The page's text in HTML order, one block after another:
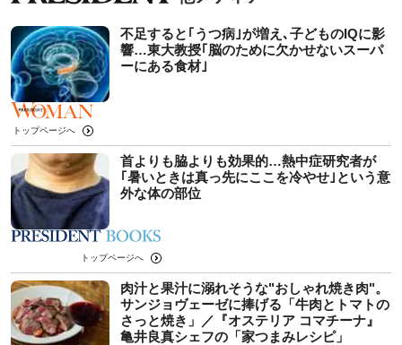
不足すると｢うつ病｣が増え､子どものIQに影
響…東大教授｢脳のために欠かせないスーパ
ーにある食材｣
トップページへ
首よりも脇よりも効果的…熱中症研究者が
｢暑いときは真っ先にここを冷やせ｣という意
外な体の部位
トップページへ
肉汁と果汁に溺れそうな"おしゃれ焼き肉"。
サンジョヴェーゼに捧げる「牛肉とトマトの
さっと焼き」／『オステリア コマチーナ』
亀井良真シェフの「家つまみレシピ」